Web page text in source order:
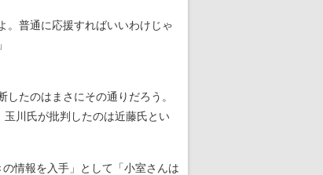
。普通に応援すればいいわけじゃ
たのはまさにその通りだろう。
玉川氏が批判したのは近藤氏とい
の情報を入手」として「小室さんは